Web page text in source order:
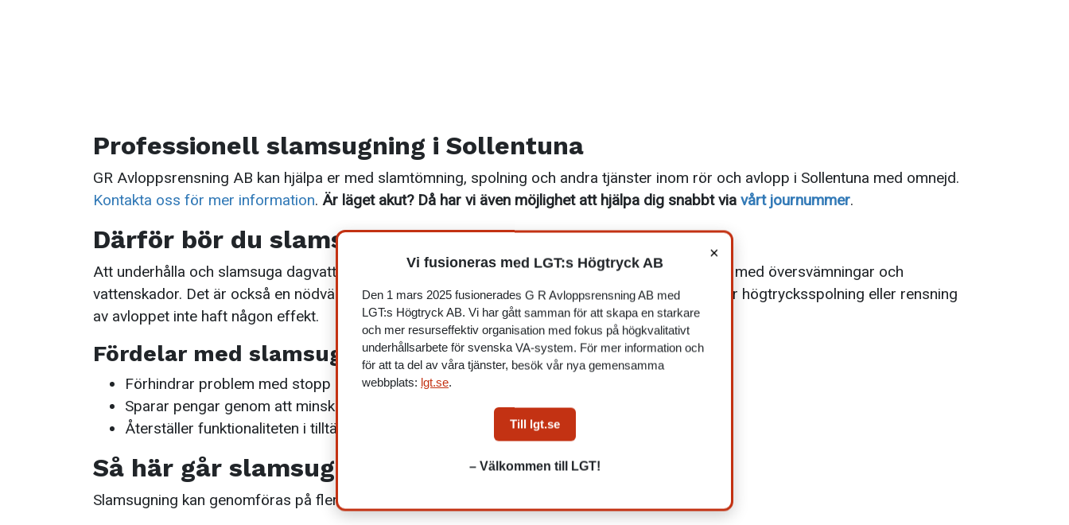
Professionell slamsugning i Sollentuna
GR Avloppsrensning AB kan hjälpa er med slamtömning, spolning och andra tjänster inom rör och avlopp i Sollentuna med omnejd.
Kontakta oss för mer information. Är läget akut? Då har vi även möjlighet att hjälpa dig snabbt via vårt journummer.
Därför bör du slamsuga regelbundet
Att underhålla och slamsuga dagvattenbrunnar kontinuerligt kan förebygga kostsamma problem med översvämningar och
vattenskador. Det är också en nödvändig åtgärd för att återfå funktion i redan täppta brunnar, där högtrycksspolning eller rensning
av avloppet inte haft någon effekt.
Fördelar med slamsugning
Förhindrar problem med stopp och översvämningar.
Sparar pengar genom att minska risken för dyra, akuta reparationer av brunnar och avlopp.
Återställer funktionaliteten i tilltäppta brunnar och avlopp.
Så här går slamsugning till
Slamsugning kan genomföras på flera olika sätt. De tre vanligaste metoderna för tömning är:
×
Vi fusioneras med LGT:s Högtryck AB
Den 1 mars 2025 fusionerades G R Avloppsrensning AB med
LGT:s Högtryck AB. Vi har gått samman för att skapa en starkare
och mer resurseffektiv organisation med fokus på högkvalitativt
underhållsarbete för svenska VA-system. För mer information och
för att ta del av våra tjänster, besök vår nya gemensamma
webbplats: lgt.se.
Till lgt.se
– Välkommen till LGT!